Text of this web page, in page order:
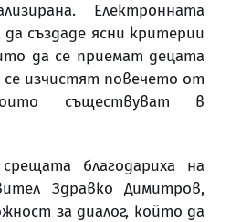
Електронната
създаде ясни критерии
да се приемат децата
се изчистят повечето от
съществуват в
благодариха на
Здравко Димитров,
за диалог, който да